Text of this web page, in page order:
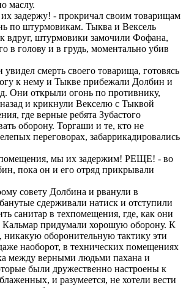
маслу.
задержу! - прокричал своим товарищам
по штурмовикам. Тыква и Вексель
вдруг, штурмовики замочили Фофана,
в голову и в грудь, моментально убив
увидел смерть своего товарища, готовясь
к нему и Тыкве прибежали Долбин и
Они открыли огонь по противнику,
назад и крикнули Векселю с Тыквой
где верные ребята Зубастого
оборону. Торгаши и те, кто не
переговорах, забаррикадировались
мы их задержим! РЕЩЕ! - во
пока он и его отряд прикрывали
совету Долбина и рванули в
сдерживали натиск и отступили
санитар в техпомещения, где, как они
Кальмар придумали хорошую оборону. К
оборонительную тактику эти
наоборот, в технических помещениях
между верными людьми пахана и
были дружественно настроены к
и разумеется, не хотели вести